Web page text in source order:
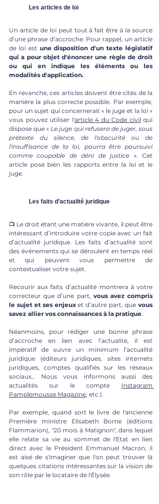
Les articles de loi
Un article de loi peut tout à fait être à la source
d’une phrase d’accroche. Pour rappel, un article
de loi est une disposition d'un texte législatif
qui a pour objet d'énoncer une règle de droit
ou qui en indique les éléments ou les
modalités d'application.
En revanche, ces articles doivent être cités de la
manière la plus correcte possible. Par exemple,
pour un sujet qui concernerait « le juge et la loi »
vous pouvez utiliser l'article 4 du Code civil qui
dispose que « Le juge qui refusera de juger, sous
prétexte du silence, de l'obscurité ou de
l'insuffisance de la loi, pourra être poursuivi
comme coupable de déni de justice ». Cet
article pose bien les rapports entre la loi et le
juge.
Les faits d’actualité juridique
📺 Le droit étant une matière vivante, il peut être
intéressant d’introduire votre copie avec un fait
d’actualité juridique. Les faits d’actualité sont
des événements qui se déroulent en temps réel
et qui peuvent vous permettre de
contextualiser votre sujet.
Recourir aux faits d’actualité montrera à votre
correcteur que d’une part, vous avez compris
le sujet et ses enjeux et d’autre part, que vous
savez allier vos connaissances à la pratique.
Néanmoins, pour rédiger une bonne phrase
d’accroche en lien avec l’actualité, il est
impératif de suivre un minimum l’actualité
juridique (éditeurs juridiques, sites internets
juridiques, comptes qualifiés sur les réseaux
sociaux… Nous vous informons aussi des
actualités sur le compte Instagram
Pamplemousse Magazine, etc.).
Par exemple, quand sort le livre de l'ancienne
Première ministre Elisabeth Borne (éditions
Flammarion), "20 mois à Matignon", dans lequel
elle relate sa vie au sommet de l'Etat en lien
direct avec le Président Emmanuel Macron, il
est aisé de s'imaginer que l'on peut trouver là
quelques citations intéressantes sur la vision de
son rôle par le locataire de l'Élysée.